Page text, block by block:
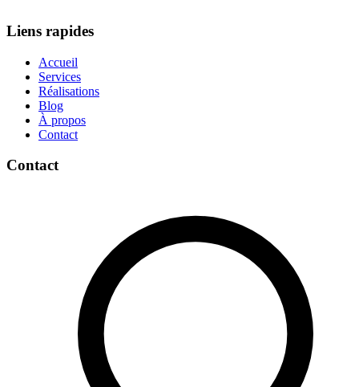
Liens rapides
Accueil
Services
Réalisations
Blog
À propos
Contact
Contact